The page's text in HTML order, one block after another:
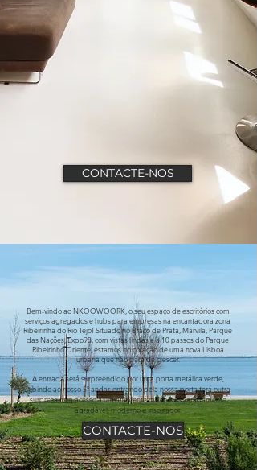
CONTACTE-NOS
Bem-vindo ao NKOOWOORK, o seu espaço de escritórios com
serviços agregados e hubs para empresas na encantadora zona
Ribeirinha do Rio Tejo! Situado no Braço de Prata, Marvila, Parque
das Nações, Expo98, com vistas lindas e a 10 passos do Parque
Ribeirinho Oriente, estamos no coração de uma nova Lisboa
urbana que não pára de crescer.
Á entrada será surpreendido por uma porta metálica verde,
subindo ao nosso 5º andar, entrando pela nossa porta terá outra
surpresa com acesso a um ambiente muito inesperadamente
agradável, moderno e inspirador.
CONTACTE-NOS